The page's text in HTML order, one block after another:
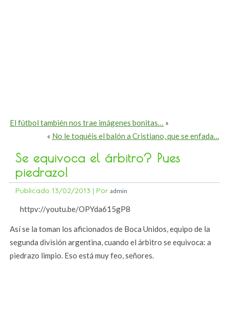
El fútbol también nos trae imágenes bonitas… »
« No le toquéis el balón a Cristiano, que se enfada…
Se equivoca el árbitro? Pues
piedrazo!
Publicado 13/02/2013 | Por admin
httpv://youtu.be/OPYda615gP8
Así se la toman los aficionados de Boca Unidos, equipo de la
segunda división argentina, cuando el árbitro se equivoca: a
piedrazo limpio. Eso está muy feo, señores.